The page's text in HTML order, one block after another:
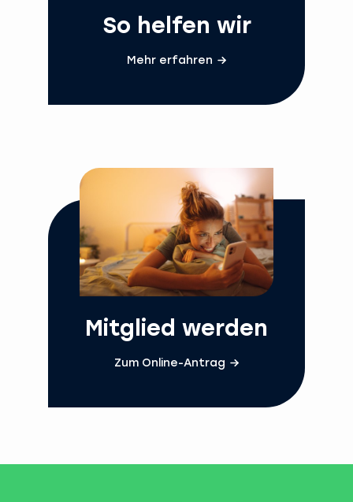
So helfen wir
Mehr erfahren
Mitglied werden
Zum Online-Antrag